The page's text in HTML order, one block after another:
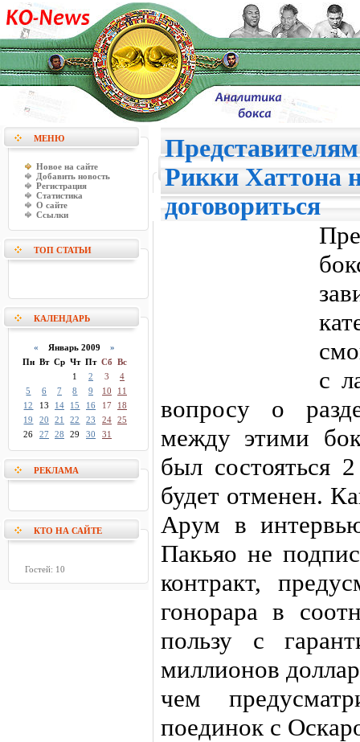
МЕНЮ
Новое на сайте
Добавить новость
Регистрация
Статистика
О сайте
Ссылки
ТОП СТАТЬИ
КАЛЕНДАРЬ
« Январь 2009»
Пн Вт Ср Чт Пт Сб Вс
1
2 3
4
5
6 7 8 9 10
11
12
13 14 15 16 17
18
19
20 21 22 23 24 25
26
27 28 29 30 31
РЕКЛАМА
КТО НА САЙТЕ
Гостей: 10
Рикки Хаттона
договориться
с
вопросу о
между этими
был состояться
будет отменен.
Арум в
Пакьяо не
контракт,
гонорара в
пользу с
миллионов
чем
поединок с